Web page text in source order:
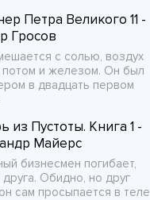
Петра Великого 11 -
Гросов
с солью, воздух
потом и железом. Он был
в двадцать первом
из Пустоты. Книга 1 -
Майерс
бизнесмен погибает,
друга. Обидно, но друг
сам просыпается в теле